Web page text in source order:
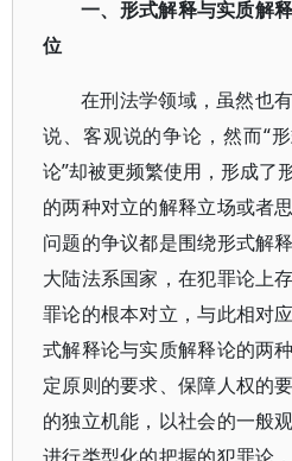
一、形式解释与实质解
位
在刑法学领域，虽然也
说、客观说的争论，然而“
论”却被更频繁使用，形成了
的两种对立的解释立场或者
问题的争议都是围绕形式解
大陆法系国家，在犯罪论上
罪论的根本对立，与此相对
式解释论与实质解释论的两
定原则的要求、保障人权的
的独立机能，以社会的一般